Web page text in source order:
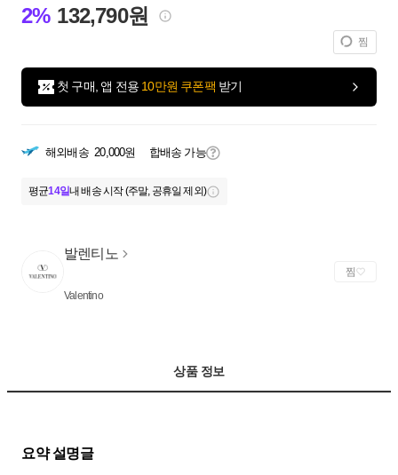
2% 132,790원
찜
첫 구매, 앱 전용 10만원 쿠폰팩 받기
해외배송 20,000원 합배송 가능
평균14일내 배송 시작 (주말, 공휴일 제외)
발렌티노
Valentino
찜
상품 정보
요약 설명글